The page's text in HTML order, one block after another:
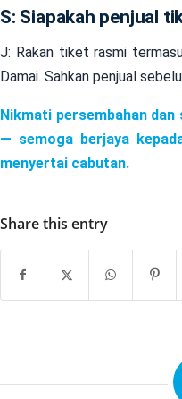
S: Siapakah penjual
J: Rakan tiket rasmi
Damai. Sahkan penjual
Nikmati persembahan
— semoga berjaya
menyertai cabutan.
Share this entry